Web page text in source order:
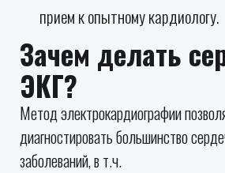
прием к опытному кардиологу.
Зачем делать
ЭКГ?
Метод электрокардиографии
диагностировать большинство
заболеваний, в т.ч.